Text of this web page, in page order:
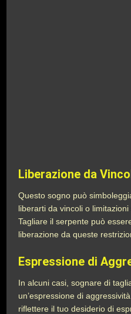
Liberazione da
Questo sogno può
liberarti da vincoli o
Tagliare il serpente può
liberazione da queste
Espressione di
In alcuni casi, sognare di
un’espressione di
riflettere il tuo desiderio di